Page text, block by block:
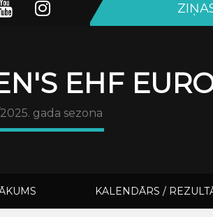
EHF
gada sezona
KALENDĀRS /